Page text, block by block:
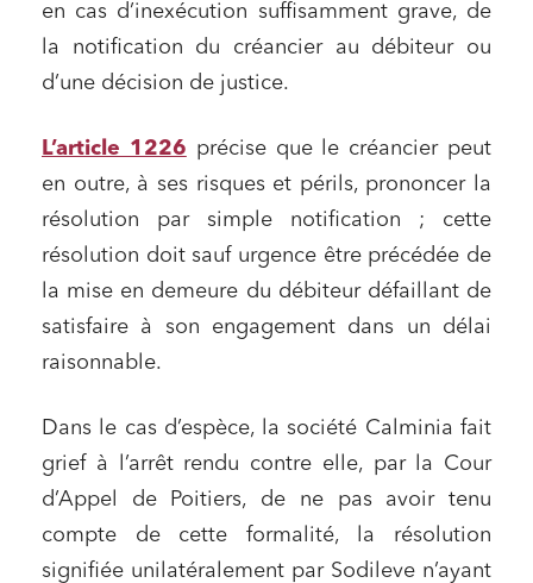
en cas d’inexécution suffisamment grave, de
la notification du créancier au débiteur ou
d’une décision de justice.
L’article 1226 précise que le créancier peut
en outre, à ses risques et périls, prononcer la
résolution par simple notification ; cette
résolution doit sauf urgence être précédée de
la mise en demeure du débiteur défaillant de
satisfaire à son engagement dans un délai
raisonnable.
Dans le cas d’espèce, la société Calminia fait
grief à l’arrêt rendu contre elle, par la Cour
d’Appel de Poitiers, de ne pas avoir tenu
compte de cette formalité, la résolution
signifiée unilatéralement par Sodileve n’ayant